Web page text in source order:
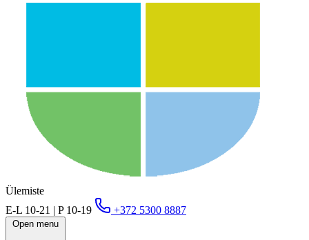
Ülemiste
E-L 10-21 | P 10-19
+372 5300 8887
Open menu